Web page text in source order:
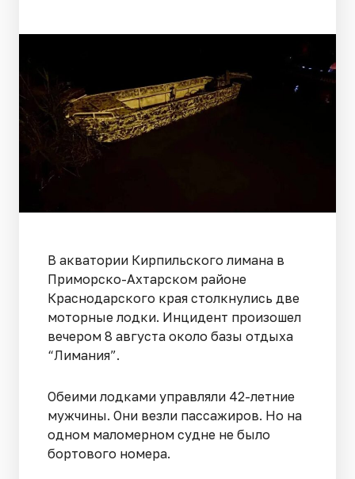
В акватории Кирпильского лимана в
Приморско-Ахтарском районе
Краснодарского края столкнулись две
моторные лодки. Инцидент произошел
вечером 8 августа около базы отдыха
“Лимания”.
Обеими лодками управляли 42-летние
мужчины. Они везли пассажиров. Но на
одном маломерном судне не было
бортового номера.